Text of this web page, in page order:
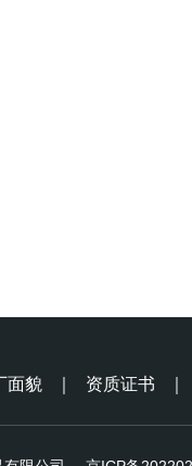
面貌 资质证书